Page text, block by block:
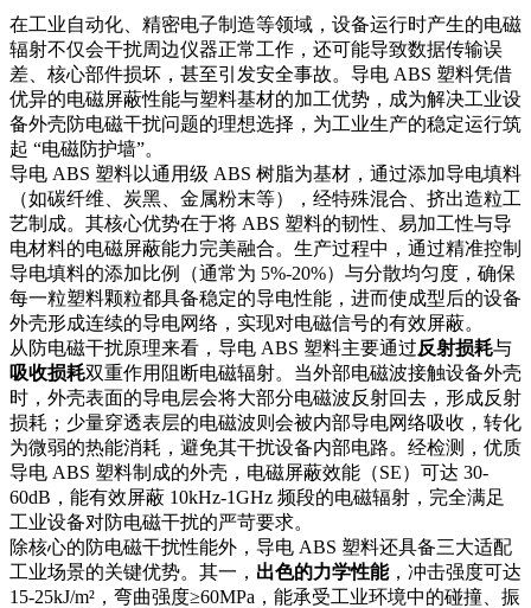
在工业自动化、精密电子制造等领域，设备运行时产生的电磁
辐射不仅会干扰周边仪器正常工作，还可能导致数据传输误
差、核心部件损坏，甚至引发安全事故。导电 ABS 塑料凭借
优异的电磁屏蔽性能与塑料基材的加工优势，成为解决工业设
备外壳防电磁干扰问题的理想选择，为工业生产的稳定运行筑
起 “电磁防护墙”。
导电 ABS 塑料以通用级 ABS 树脂为基材，通过添加导电填料
（如碳纤维、炭黑、金属粉末等），经特殊混合、挤出造粒工
艺制成。其核心优势在于将 ABS 塑料的韧性、易加工性与导
电材料的电磁屏蔽能力完美融合。生产过程中，通过精准控制
导电填料的添加比例（通常为 5%-20%）与分散均匀度，确保
每一粒塑料颗粒都具备稳定的导电性能，进而使成型后的设备
外壳形成连续的导电网络，实现对电磁信号的有效屏蔽。
从防电磁干扰原理来看，导电 ABS 塑料主要通过反射损耗与
吸收损耗双重作用阻断电磁辐射。当外部电磁波接触设备外壳
时，外壳表面的导电层会将大部分电磁波反射回去，形成反射
损耗；少量穿透表层的电磁波则会被内部导电网络吸收，转化
为微弱的热能消耗，避免其干扰设备内部电路。经检测，优质
导电 ABS 塑料制成的外壳，电磁屏蔽效能（SE）可达 30-
60dB，能有效屏蔽 10kHz-1GHz 频段的电磁辐射，完全满足
工业设备对防电磁干扰的严苛要求。
除核心的防电磁干扰性能外，导电 ABS 塑料还具备三大适配
工业场景的关键优势。其一， 出色的力学性能，冲击强度可达
15-25kJ/m²，弯曲强度≥60MPa，能承受工业环境中的碰撞、振